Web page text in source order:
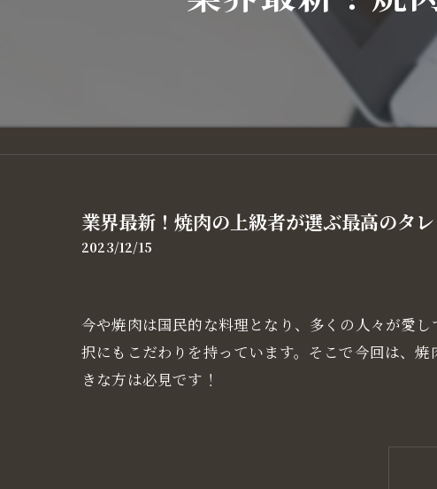
業界最新！焼肉の上級者が選ぶ最高のタレ
2023/12/15
今や焼肉は国民的な料理となり、多くの人々が愛
択にもこだわりを持っています。そこで今回は、
きな方は必見です！